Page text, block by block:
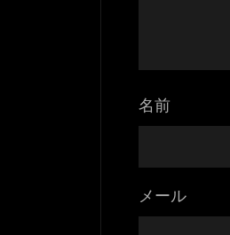
名前
メール